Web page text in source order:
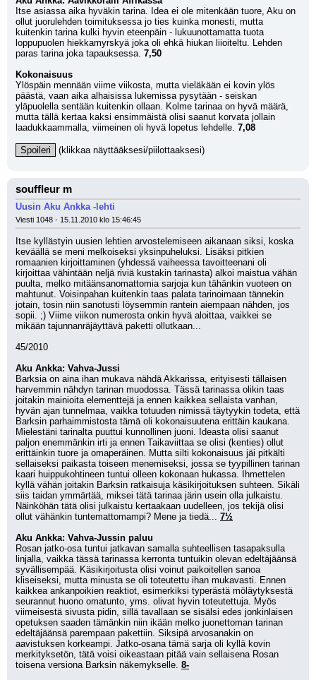
Itse asiassa aika hyväkin tarina. Idea ei ole mitenkään tuore, Aku on
ollut juorulehden toimituksessa jo ties kuinka monesti, mutta
kuitenkin tarina kulki hyvin eteenpäin - lukuunottamatta tuota
loppupuolen hiekkamyrskyä joka oli ehkä hiukan liioiteltu. Lehden
paras tarina joka tapauksessa. 7,50
Kokonaisuus
Ylöspäin mennään viime viikosta, mutta vieläkään ei kovin ylös
päästä, vaan aika alhaisissa lukemissa pysytään - seiskan
yläpuolella sentään kuitenkin ollaan. Kolme tarinaa on hyvä määrä,
mutta tällä kertaa kaksi ensimmäistä olisi saanut korvata jollain
laadukkaammalla, viimeinen oli hyvä lopetus lehdelle. 7,08
Spoileri (klikkaa näyttääksesi/piilottaaksesi)
souffleur m
Uusin Aku Ankka -lehti
Viesti 1048 - 15.11.2010 klo 15:46:45
Itse kyllästyin uusien lehtien arvostelemiseen aikanaan siksi, koska
keväällä se meni melkoiseksi yksinpuheluksi. Lisäksi pitkien
romaanien kirjoittaminen (yhdessä vaiheessa tavoitteenani oli
kirjoittaa vähintään neljä riviä kustakin tarinasta) alkoi maistua vähän
puulta, melko mitäänsanomattomia sarjoja kun tähänkin vuoteen on
mahtunut. Voisinpahan kuitenkin taas palata tarinoimaan tännekin
jotain, tosin niin sanotusti löysemmin rantein aiempaan nähden, jos
sopii. ;) Viime viikon numerosta onkin hyvä aloittaa, vaikkei se
mikään tajunnanräjäyttävä paketti ollutkaan...
45/2010
Aku Ankka: Vahva-Jussi
Barksia on aina ihan mukava nähdä Akkarissa, erityisesti tällaisen
harvemmin nähdyn tarinan muodossa. Tässä tarinassa olikin taas
joitakin mainioita elementtejä ja ennen kaikkea sellaista vanhan,
hyvän ajan tunnelmaa, vaikka totuuden nimissä täytyykin todeta, että
Barksin parhaimmistosta tämä oli kokonaisuutena erittäin kaukana.
Mielestäni tarinalta puuttui kunnollinen juoni. Ideasta olisi saanut
paljon enemmänkin irti ja ennen Taikaviittaa se olisi (kenties) ollut
erittäinkin tuore ja omaperäinen. Mutta silti kokonaisuus jäi pitkälti
sellaiseksi paikasta toiseen menemiseksi, jossa se tyypillinen tarinan
kaari huippukohtineen tuntui olleen kokonaan hukassa. Ihmettelen
kyllä vähän joitakin Barksin ratkaisuja käsikirjoituksen suhteen. Sikäli
siis taidan ymmärtää, miksei tätä tarinaa järin usein olla julkaistu.
Näinköhän tätä olisi julkaistu kertaakaan uudelleen, jos tekijä olisi
ollut vähänkin tuntemattomampi? Mene ja tiedä... 7½
Aku Ankka: Vahva-Jussin paluu
Rosan jatko-osa tuntui jatkavan samalla suhteellisen tasapaksulla
linjalla, vaikka tässä tarinassa kerronta tuntuikin olevan edeltäjäänsä
syvällisempää. Käsikirjoitusta olisi voinut paikoitellen sanoa
kliseiseksi, mutta minusta se oli toteutettu ihan mukavasti. Ennen
kaikkea ankanpoikien reaktiot, esimerkiksi typerästä möläytyksestä
seurannut huono omatunto, yms. olivat hyvin toteutettuja. Myös
viimeisestä sivusta pidin, sillä tavallaan se sisälsi edes jonkinlaisen
opetuksen saaden tämänkin niin ikään melko juonettoman tarinan
edeltäjäänsä parempaan pakettiin. Siksipä arvosanakin on
aavistuksen korkeampi. Jatko-osana tämä sarja oli kyllä kovin
merkityksetön, tätä voisi oikeastaan pitää vain sellaisena Rosan
toisena versiona Barksin näkemykselle. 8-